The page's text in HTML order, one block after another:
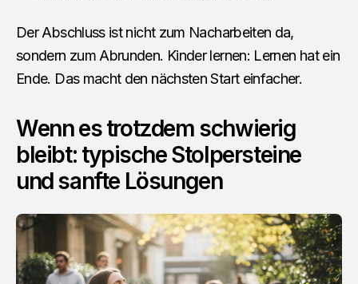
Der Abschluss ist nicht zum Nacharbeiten da,
sondern zum Abrunden. Kinder lernen: Lernen hat ein
Ende. Das macht den nächsten Start einfacher.
Wenn es trotzdem schwierig
bleibt: typische Stolpersteine
und sanfte Lösungen